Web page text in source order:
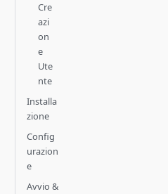
Cre
azi
on
e
Ute
nte
Installa
zione
Config
urazion
e
Avvio &